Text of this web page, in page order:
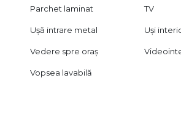
Parchet laminat TV
Ușă intrare metal Uși
Vedere spre oraș
Vopsea lavabilă